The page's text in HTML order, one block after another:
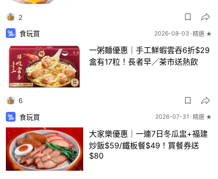
2
食玩買
2026-08-03 精選 ★
一粥麵優惠｜手工鮮蝦雲吞6折$29
盒有17粒！長者早／茶市送熱飲
6
食玩買
2026-07-31 精選 ★
大家樂優惠｜一連7日冬瓜盅+福建
炒飯$59/鐵板餐$49！買餐券送
$80